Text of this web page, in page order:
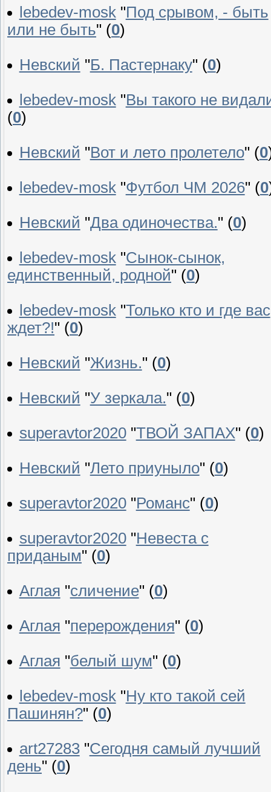
lebedev-mosk"Под срывом, - быть
или не быть" (0)
Невский "Б. Пастернаку" (0)
lebedev-mosk"Вы такого не
(0)
Невский "Вот и лето пролетело" (0
lebedev-mosk"Футбол ЧМ 2026" (0
Невский "Два одиночества." (0)
lebedev-mosk"Сынок-сынок,
единственный, родной" (0)
lebedev-mosk"Только кто и где вас
ждет?!" (0)
Невский "Жизнь." (0)
Невский "У зеркала." (0)
superavtor2020"ТВОЙ ЗАПАХ" (0)
Невский "Лето приуныло" (0)
superavtor2020"Романс" (0)
superavtor2020"Невеста с
приданым" (0)
Аглая "сличение" (0)
Аглая "перерождения" (0)
Аглая "белый шум" (0)
lebedev-mosk"Ну кто такой сей
Пашинян?" (0)
art27283"Сегодня самый лучший
день" (0)